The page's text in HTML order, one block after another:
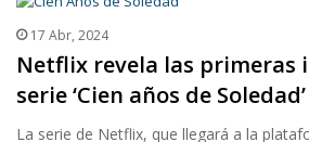
17 Abr, 2024
Netflix revela las primeras
serie ‘Cien años de Soledad’
La serie de Netflix, que llegará a la